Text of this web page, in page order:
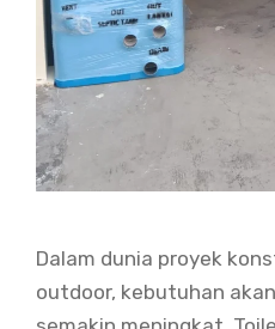
Dalam dunia proyek
outdoor, kebutuhan